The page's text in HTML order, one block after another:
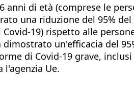
di età (comprese le
una riduzione del 95%
19) rispetto alle
un'efficacia del
di Covid-19 grave,
l'agenzia Ue.